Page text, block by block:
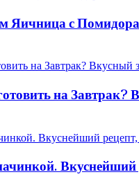
Яичница с
на Завтрак?